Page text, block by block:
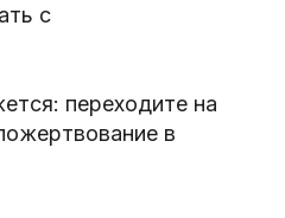
с
переходите на
в